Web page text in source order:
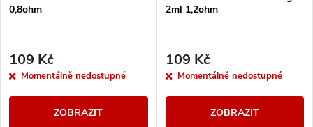
0,8ohm
109 Kč
Momentálně nedostupné
ZOBRAZIT
2ml 1,2ohm
109 Kč
Momentálně nedostupné
ZOBRAZIT